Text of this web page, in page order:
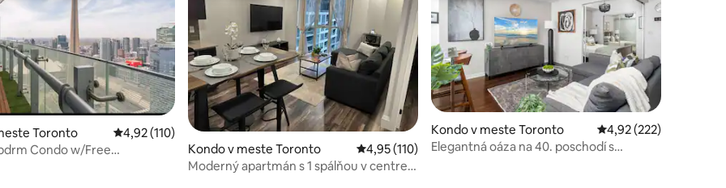
z 5, počet hodnotení: 108
Toronto Priemerné ohodnotenie 4,92 z 5, počet hodnotení: 110
4,92 (110)
Condo w/Free
Kondo v meste Toronto Priemerné ohodnotenie 4,95 z 5, počet hodnotení: 110
4,95 (110)
Moderný apartmán s 1 spálňou v centre
Kondo v meste Toronto Priemerné
4,92 (222)
Elegantná oáza na 40. poschodí s